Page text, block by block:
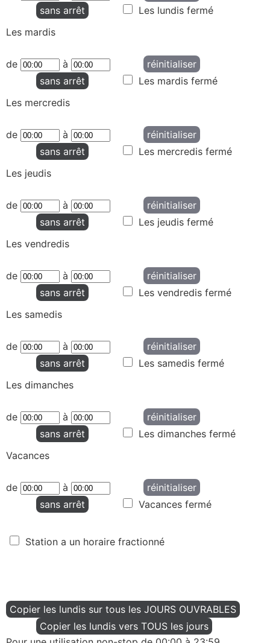
sans arrêt
Les lundis fermé
Les mardis
de à
réinitialiser
sans arrêt
Les mardis fermé
Les mercredis
de à
réinitialiser
sans arrêt
Les mercredis fermé
Les jeudis
de à
réinitialiser
sans arrêt
Les jeudis fermé
Les vendredis
de à
réinitialiser
sans arrêt
Les vendredis fermé
Les samedis
de à
réinitialiser
sans arrêt
Les samedis fermé
Les dimanches
de à
réinitialiser
sans arrêt
Les dimanches fermé
Vacances
de à
réinitialiser
sans arrêt
Vacances fermé
Station a un horaire fractionné
Copier les lundis sur tous les JOURS OUVRABLES
Copier les lundis vers TOUS les jours